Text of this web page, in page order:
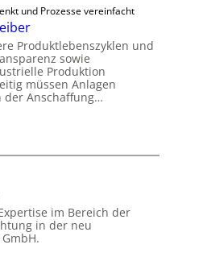
und Prozesse vereinfacht
Produktlebenszyklen und
sowie
Produktion
müssen Anlagen
Anschaffung…
im Bereich der
in der neu